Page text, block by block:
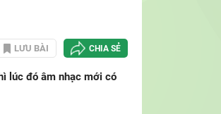
LƯU BÀI CHIA SẺ
lúc đó âm nhạc mới có